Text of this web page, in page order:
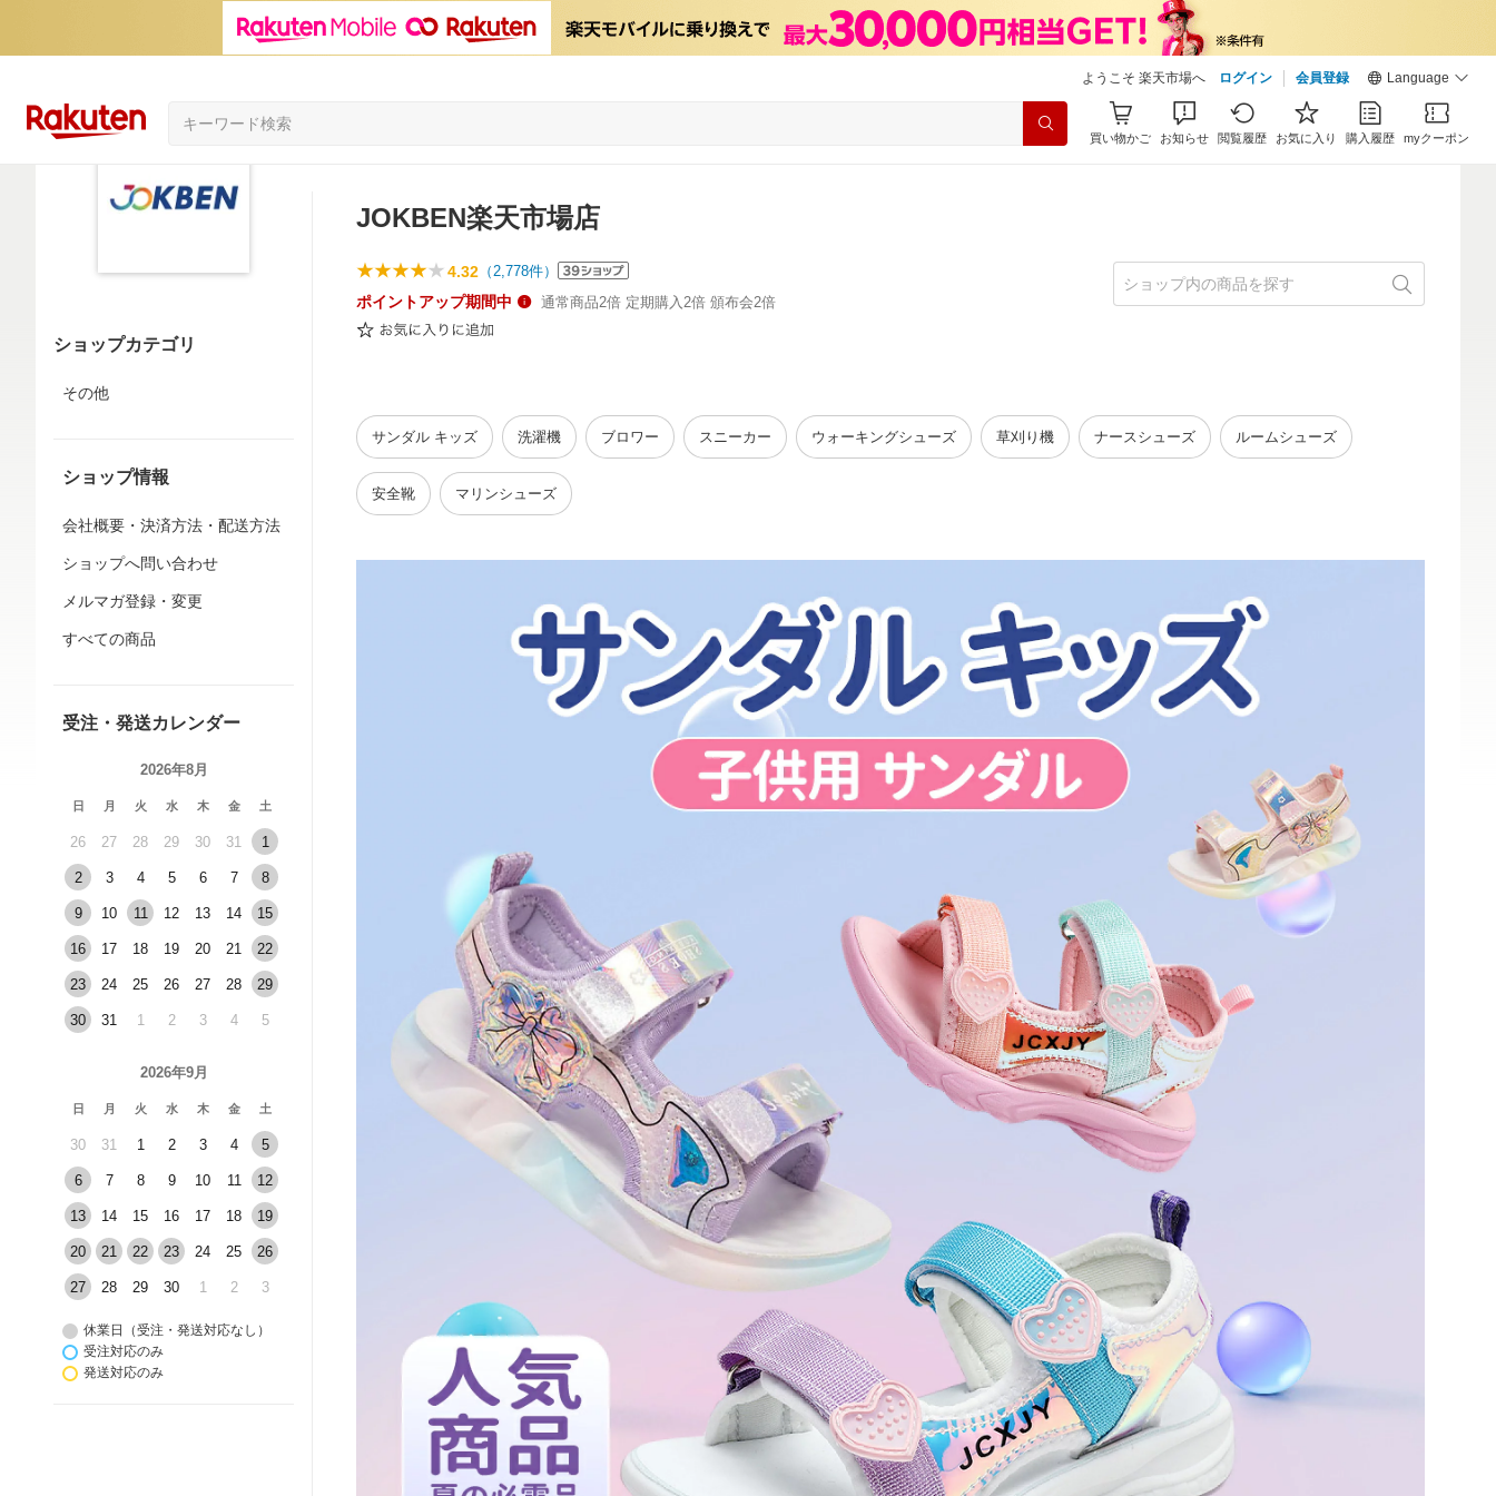
ようこそ 楽天市場へ ログイン 会員登録 Language
買い物かご お知らせ 閲覧履歴 お気に入り 購入履歴 myクーポン
ショップカテゴリ
その他
ショップ情報
会社概要・決済方法・配送方法
ショップへ問い合わせ
メルマガ登録・変更
すべての商品
受注・発送カレンダー
2026年8月
日 月 火 水 木 金 土
26 27 28 29 30 31 1
2 3 4 5 6 7 8
9 10 11 12 13 14 15
16 17 18 19 20 21 22
23 24 25 26 27 28 29
30 31 1 2 3 4 5
2026年9月
日 月 火 水 木 金 土
30 31 1 2 3 4 5
6 7 8 9 10 11 12
13 14 15 16 17 18 19
20 21 22 23 24 25 26
27 28 29 30 1 2 3
休業日（受注・発送対応なし）
受注対応のみ
発送対応のみ
JOKBEN楽天市場店
4.32 （2,778件）
ポイントアップ期間中 通常商品2倍 定期購入2倍 頒布会2倍
サンダル キッズ 洗濯機 ブロワー スニーカー ウォーキングシューズ 草刈り機 ナースシューズ ルームシューズ
安全靴 マリンシューズ